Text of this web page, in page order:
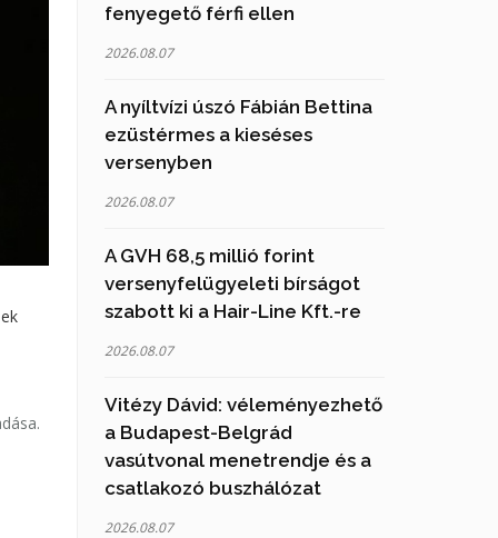
fenyegető férfi ellen
2026.08.07
A nyíltvízi úszó Fábián Bettina
ezüstérmes a kieséses
versenyben
2026.08.07
A GVH 68,5 millió forint
versenyfelügyeleti bírságot
szabott ki a Hair-Line Kft.-re
2026.08.07
Vitézy Dávid: véleményezhető
a Budapest-Belgrád
vasútvonal menetrendje és a
csatlakozó buszhálózat
2026.08.07